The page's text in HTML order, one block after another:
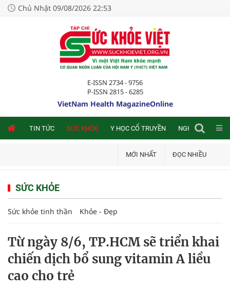
Chủ Nhật 09/08/2026 22:53
E-ISSN 2734 - 9756
P-ISSN 2815 - 6285
VietNam Health MagazineOnline
TIN TỨC SỨC KHỎE Y HỌC CỔ TRUYỀN NGHIÊN CỨU
MỚI NHẤT ĐỌC NHIỀU
SỨC KHỎE
Sức khỏe tinh thần Khỏe - Đẹp
Từ ngày 8/6, TP.HCM sẽ triển khai
chiến dịch bổ sung vitamin A liều
cao cho trẻ